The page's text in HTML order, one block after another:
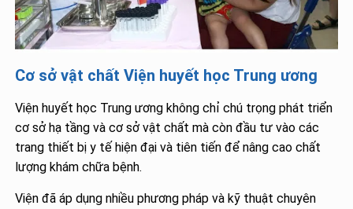
Cơ sở vật chất Viện huyết học Trung ương
Viện huyết học Trung ương không chỉ chú trọng phát triển
cơ sở hạ tầng và cơ sở vật chất mà còn đầu tư vào các
trang thiết bị y tế hiện đại và tiên tiến để nâng cao chất
lượng khám chữa bệnh.
Viện đã áp dụng nhiều phương pháp và kỹ thuật chuyên